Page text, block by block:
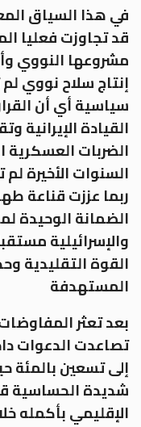
في هذا السياق
قد تجاوزت فعليا
مشروعها النووي
إنتاج سلاح نووي
سياسية أي أن
القيادة الإيرانية
الضربات العسكرية
السنوات الأخيرة لم
ربما عززت قناعة
الضمانة الوحيدة
والإسرائيلية
القوة التقليدية
المستهدفة
بعد تعثر
تصاعدت الدعوات
إلى تسعين بالمئة
شديدة الحساسية
الإقليمي بأكمله